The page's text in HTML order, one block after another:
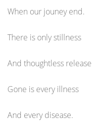
When our jouney end.
There is only stillness
And thoughtless release
Gone is every illness
And every disease.